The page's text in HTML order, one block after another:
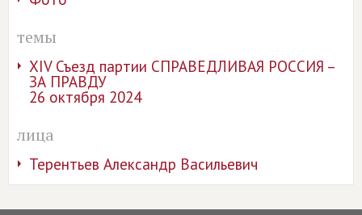
темы
XIV Съезд партии СПРАВЕДЛИВАЯ РОССИЯ –
ЗА ПРАВДУ
26 октября 2024
лица
Терентьев Александр Васильевич